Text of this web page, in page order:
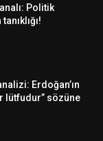
Politik
Erdoğan’ın
lütfudur” sözüne